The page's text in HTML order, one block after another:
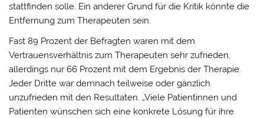
stattfinden solle. Ein anderer Grund für die Kritik könnte die
Entfernung zum Therapeuten sein.
Fast 89 Prozent der Befragten waren mit dem
Vertrauensverhältnis zum Therapeuten sehr zufrieden,
allerdings nur 66 Prozent mit dem Ergebnis der Therapie.
Jeder Dritte war demnach teilweise oder gänzlich
unzufrieden mit den Resultaten. „Viele Patientinnen und
Patienten wünschen sich eine konkrete Lösung für ihre